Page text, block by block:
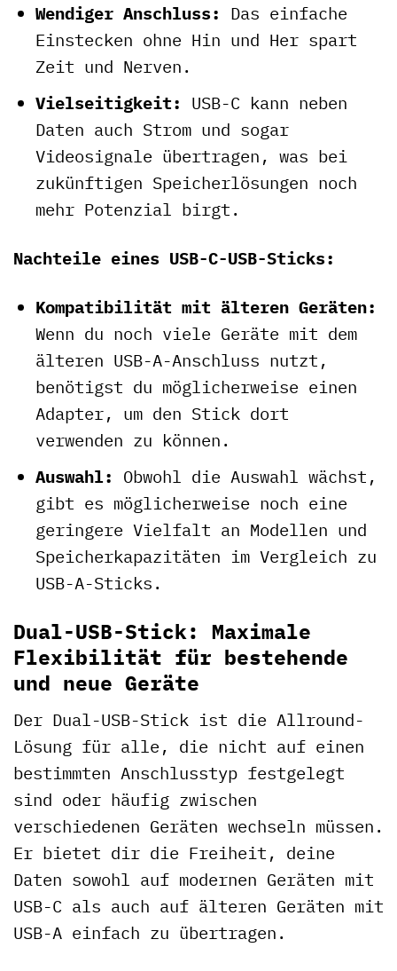
Wendiger Anschluss: Das einfache
Einstecken ohne Hin und Her spart
Zeit und Nerven.
Vielseitigkeit: USB-C kann neben
Daten auch Strom und sogar
Videosignale übertragen, was bei
zukünftigen Speicherlösungen noch
mehr Potenzial birgt.
Nachteile eines USB-C-USB-Sticks:
Kompatibilität mit älteren Geräten:
Wenn du noch viele Geräte mit dem
älteren USB-A-Anschluss nutzt,
benötigst du möglicherweise einen
Adapter, um den Stick dort
verwenden zu können.
Auswahl: Obwohl die Auswahl wächst,
gibt es möglicherweise noch eine
geringere Vielfalt an Modellen und
Speicherkapazitäten im Vergleich zu
USB-A-Sticks.
Dual-USB-Stick: Maximale
Flexibilität für bestehende
und neue Geräte
Der Dual-USB-Stick ist die Allround-
Lösung für alle, die nicht auf einen
bestimmten Anschlusstyp festgelegt
sind oder häufig zwischen
verschiedenen Geräten wechseln müssen.
Er bietet dir die Freiheit, deine
Daten sowohl auf modernen Geräten mit
USB-C als auch auf älteren Geräten mit
USB-A einfach zu übertragen.